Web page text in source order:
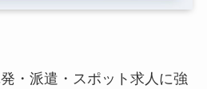
・派遣・スポット求人に強